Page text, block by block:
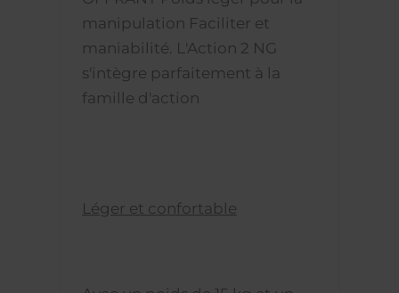
manipulation Faciliter et
maniabilité. L'Action 2 NG
s'intègre parfaitement à la
famille d'action
Léger et confortable